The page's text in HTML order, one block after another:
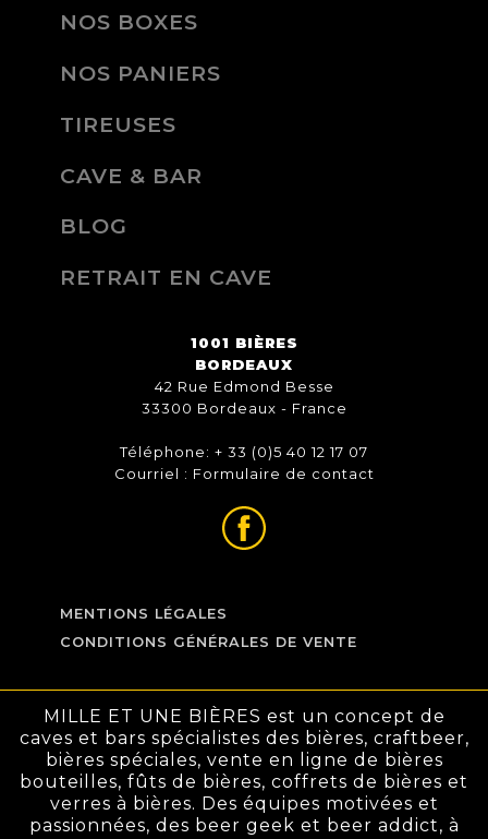
NOS BOXES
NOS PANIERS
TIREUSES
CAVE & BAR
BLOG
RETRAIT EN CAVE
1001 BIÈRES
BORDEAUX
42 Rue Edmond Besse
33300 Bordeaux - France
Téléphone: + 33 (0)5 40 12 17 07
Courriel : Formulaire de contact
MENTIONS LÉGALES
CONDITIONS GÉNÉRALES DE VENTE
MILLE ET UNE BIÈRES est un concept de
caves et bars spécialistes des bières, craftbeer,
bières spéciales, vente en ligne de bières
bouteilles, fûts de bières, coffrets de bières et
verres à bières. Des équipes motivées et
passionnées, des beer geek et beer addict, à